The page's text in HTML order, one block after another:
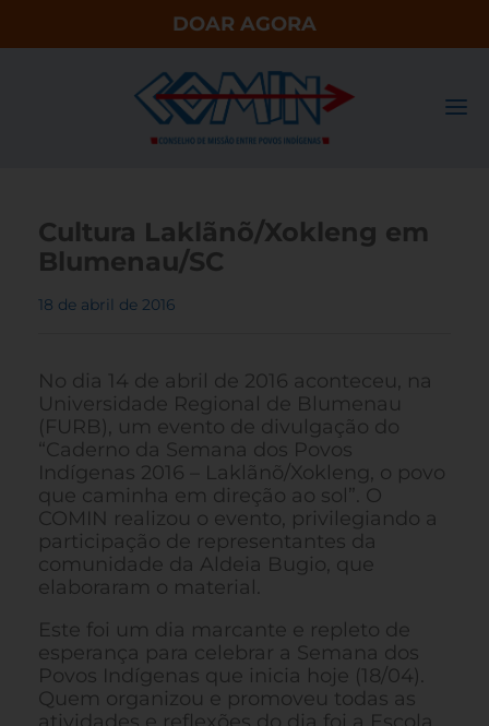
DOAR AGORA
Cultura Laklãnõ/Xokleng em
Blumenau/SC
18 de abril de 2016
No dia 14 de abril de 2016 aconteceu, na
Universidade Regional de Blumenau
(FURB), um evento de divulgação do
“Caderno da Semana dos Povos
Indígenas 2016 – Laklãnõ/Xokleng, o povo
que caminha em direção ao sol”. O
COMIN realizou o evento, privilegiando a
participação de representantes da
comunidade da Aldeia Bugio, que
elaboraram o material.
Este foi um dia marcante e repleto de
esperança para celebrar a Semana dos
Povos Indígenas que inicia hoje (18/04).
Quem organizou e promoveu todas as